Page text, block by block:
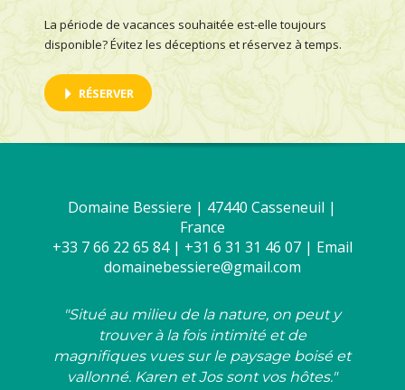
La période de vacances souhaitée est-elle toujours
disponible? Évitez les déceptions et réservez à temps.
RÉSERVER
Domaine Bessiere | 47440 Casseneuil |
France
+33 7 66 22 65 84 | +31 6 31 31 46 07 | Email
domainebessiere@gmail.com
"Situé au milieu de la nature, on peut y
trouver à la fois intimité et de
magnifiques vues sur le paysage boisé et
vallonné. Karen et Jos sont vos hôtes."